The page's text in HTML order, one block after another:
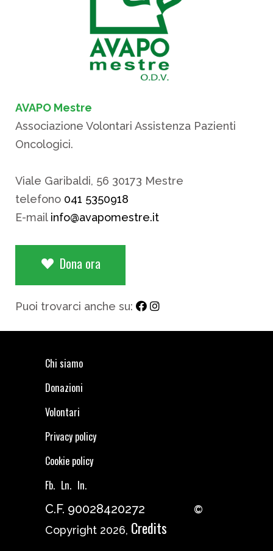
AVAPO Mestre
Associazione Volontari Assistenza Pazienti
Oncologici.
Viale Garibaldi, 56 30173 Mestre
telefono 041 5350918
E-mail info@avapomestre.it
Dona ora
Puoi trovarci anche su:
Chi siamo
Donazioni
Volontari
Privacy policy
Cookie policy
Fb. Ln. In.
C.F. 90028420272
©
Copyright 2026, Credits